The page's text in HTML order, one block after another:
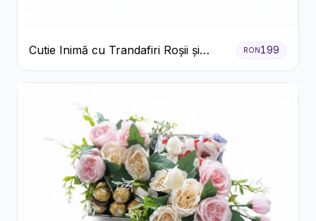
Cutie Inimă cu Trandafiri Roșii și
Ferrero Rocher
RON199